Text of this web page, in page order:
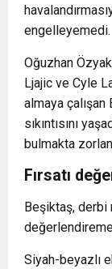
engelleyemedi.
Oğuzhan
Ljajic ve Cyle
almaya çalışan
sıkıntısını
bulmakta
Fırsatı
Beşiktaş, derbi
Siyah-beyazlı